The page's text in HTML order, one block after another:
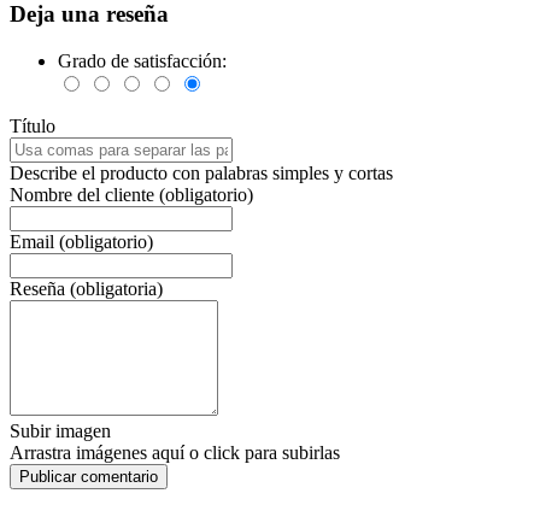
Deja una reseña
Grado de satisfacción:
Título
Describe el producto con palabras simples y cortas
Nombre del cliente (obligatorio)
Email (obligatorio)
Reseña (obligatoria)
Subir imagen
Arrastra imágenes aquí o click para subirlas